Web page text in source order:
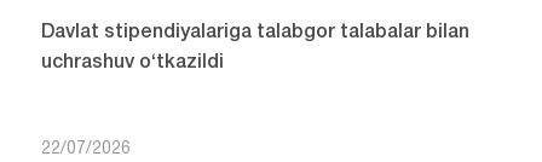
Davlat stipendiyalariga talabgor talabalar bilan
uchrashuv o‘tkazildi
22/07/2026